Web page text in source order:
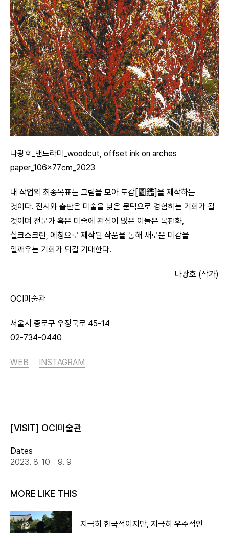
나광호_맨드라미_woodcut, offset ink on arches
paper_106×77㎝_2023
내 작업의 최종목표는 그림을 모아 도감[圖鑑]을 제작하는
것이다. 전시와 출판은 미술을 낮은 문턱으로 경험하는 기회가 될
것이며 전문가 혹은 미술에 관심이 많은 이들은 목판화,
실크스크린, 에칭으로 제작된 작품을 통해 새로운 미감을
일깨우는 기회가 되길 기대한다.
나광호 (작가)
OCI미술관
서울시 종로구 우정국로 45-14
02-734-0440
WEB INSTAGRAM
[VISIT] OCI미술관
Dates
2023. 8. 10 - 9. 9
MORE LIKE THIS
지극히 한국적이지만, 지극히 우주적인